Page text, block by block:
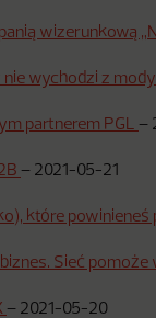
wizerunkową
nie wychodzi z mody
partnerem PGL –
– 2021-05-21
które
biznes. Sieć
– 2021-05-20